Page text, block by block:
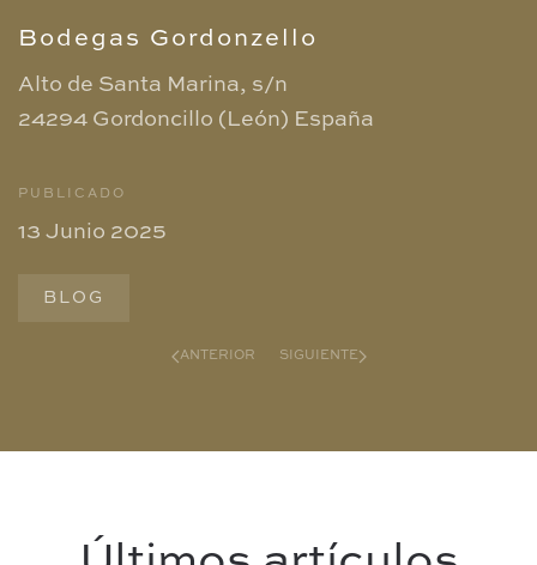
Bodegas Gordonzello
Alto de Santa Marina, s/n
24294 Gordoncillo (León) España
PUBLICADO
13 Junio 2025
BLOG
ANTERIOR SIGUIENTE